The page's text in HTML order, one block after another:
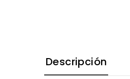
Descripción